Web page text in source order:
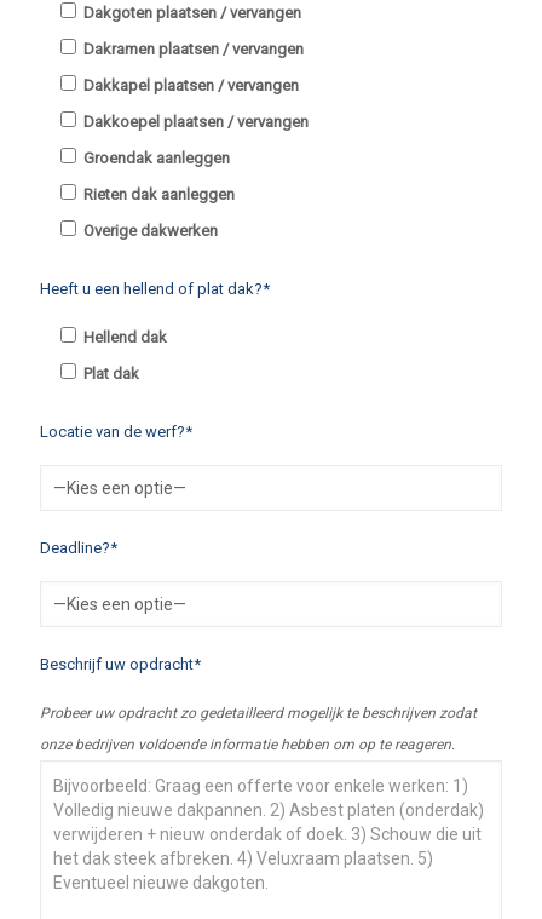
Dakgoten plaatsen / vervangen
Dakramen plaatsen / vervangen
Dakkapel plaatsen / vervangen
Dakkoepel plaatsen / vervangen
Groendak aanleggen
Rieten dak aanleggen
Overige dakwerken
Heeft u een hellend of plat dak?*
Hellend dak
Plat dak
Locatie van de werf?*
Deadline?*
Beschrijf uw opdracht*
Probeer uw opdracht zo gedetailleerd mogelijk te beschrijven zodat
onze bedrijven voldoende informatie hebben om op te reageren.